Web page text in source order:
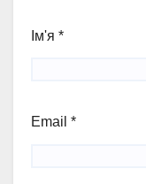
Ім'я *
Email *